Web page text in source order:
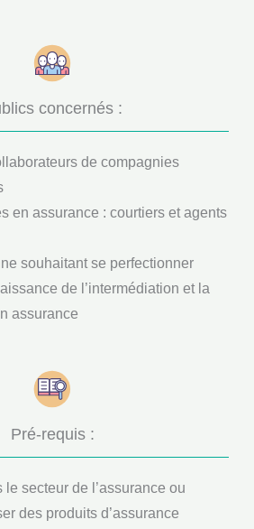
concernés :
de compagnies
en assurance : courtiers et agents
souhaitant se perfectionner
de l’intermédiation et la
assurance
Pré-requis :
le secteur de l’assurance ou
des produits d’assurance